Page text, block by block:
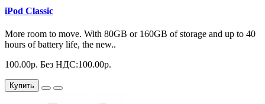
iPod Classic
More room to move. With 80GB or 160GB of storage and up to 40
hours of battery life, the new..
100.00р. Без НДС:100.00р.
Купить